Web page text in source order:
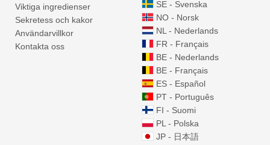
3
6
Viktiga ingredienser
Sekretess och kakor
Användarvillkor
Kontakta oss
SE - Svenska
NO - Norsk
NL - Nederlands
FR - Français
BE - Nederlands
BE - Français
ES - Español
PT - Português
FI - Suomi
PL - Polska
JP - 日本語